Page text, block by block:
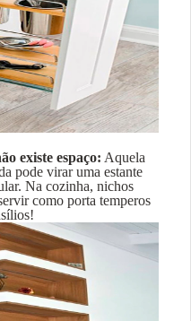
existe espaço: Aquela
pode virar uma estante
Na cozinha, nichos
como porta temperos